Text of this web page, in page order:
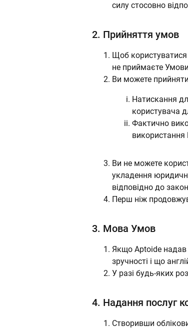
силу стосовно
2. Прийняття умов
Щоб
не приймаєте
Ви можете
Натискання
користувача
Фактично
Ви не можете
укладення
відповідно до
Перш ніж
3. Мова Умов
Якщо Aptoide надав
зручності і що
У разі будь-яких
4. Надання послуг
Створивши